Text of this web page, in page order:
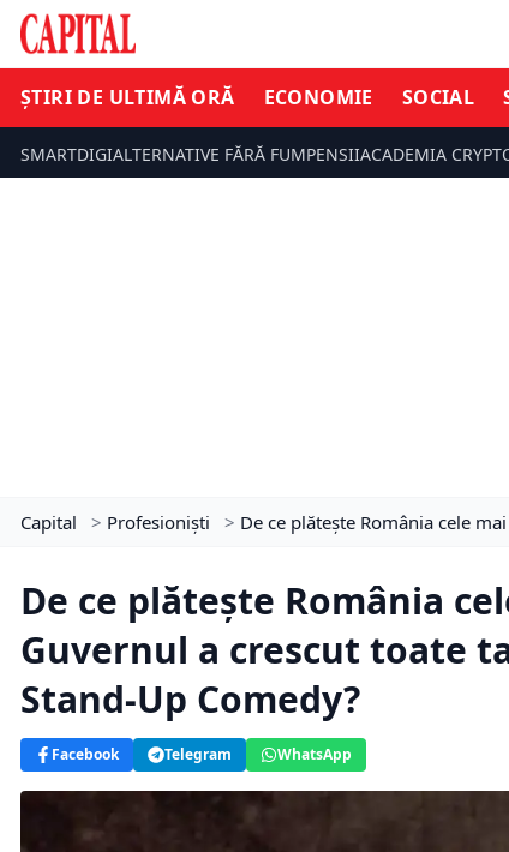
ȘTIRI DE ULTIMĂ ORĂ ECONOMIE SOCIAL
SMARTDIGIALTERNATIVE FĂRĂ FUMPENSIIACADEMIA
Capital > Profesioniști > De ce plătește România cele
De ce plătește România
Guvernul a crescut toate
Stand-Up Comedy?
Facebook Telegram WhatsApp